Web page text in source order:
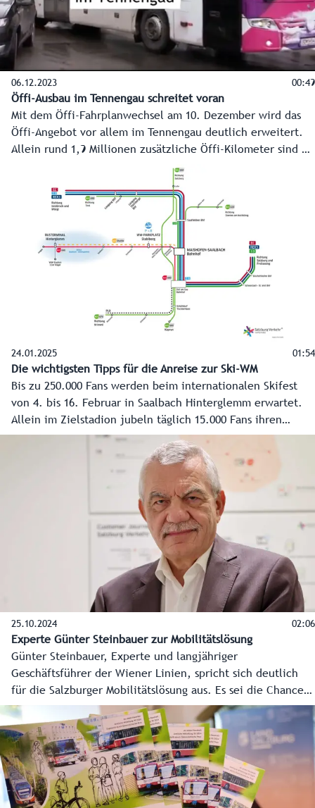
06.12.2023 00:49
Öffi-Ausbau im Tennengau schreitet voran
Mit dem Öffi-Fahrplanwechsel am 10. Dezember wird das
Öffi-Angebot vor allem im Tennengau deutlich erweitert.
Allein rund 1,9 Millionen zusätzliche Öffi-Kilometer sind es
für den Tennengau. Anpassungen der Linienführungen und
mehr Kapazitäten stärken Hallein als Öffi-Knotenpunkt für
den Bezirk.
24.01.2025 01:54
Die wichtigsten Tipps für die Anreise zur Ski-WM
Bis zu 250.000 Fans werden beim internationalen Skifest
von 4. bis 16. Februar in Saalbach Hinterglemm erwartet.
Allein im Zielstadion jubeln täglich 15.000 Fans ihren
Skistars zu. Die Anreise zu den Rennen und Veranstaltungen
wird also eine Herausforderung, aber jeder hat es selbst in
der Hand und die Veranstalter haben vorgesorgt. Am
stressfreiesten ist die Anreise eindeutig mit den Öffis oder
25.10.2024 02:06
Experte Günter Steinbauer zur Mobilitätslösung
Günter Steinbauer, Experte und langjähriger
Geschäftsführer der Wiener Linien, spricht sich deutlich
für die Salzburger Mobilitätslösung aus. Es sei die Chance,
den Menschen Lebensraum zurückzugeben. Die vor allem
in der Stadt Salzburg herrschende Angst vor Bauschäden
bei der unterirdischen Verlängerung der Lokalbahn ist laut
Steinbauer unbegründet.